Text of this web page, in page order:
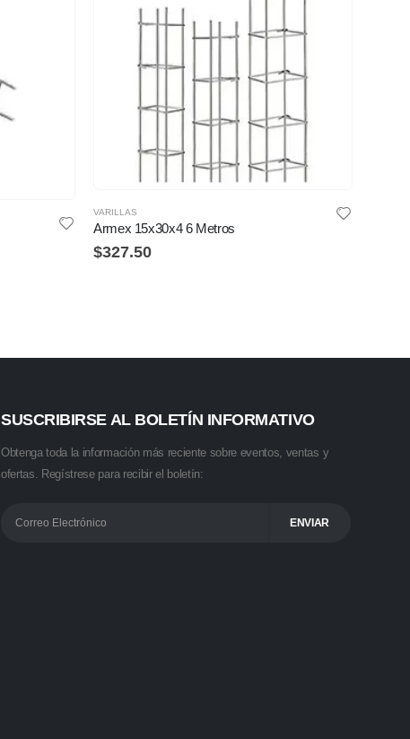
VARILLAS
Armex 15x30x4 6 Metros
$327.50
SUSCRIBIRSE AL BOLETÍN INFORMATIVO
Obtenga toda la información más reciente sobre eventos, ventas y
ofertas. Regístrese para recibir el boletín: